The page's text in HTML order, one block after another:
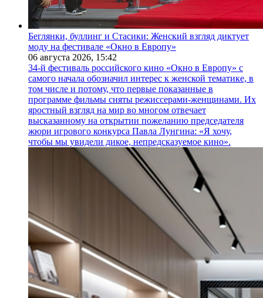
Беглянки, буллинг и Стасики: Женский взгляд диктует
моду на фестивале «Окно в Европу»
06 августа 2026, 15:42
34-й фестиваль российского кино «Окно в Европу» с
самого начала обозначил интерес к женской тематике, в
том числе и потому, что первые показанные в
программе фильмы сняты режиссерами-женщинами. Их
яростный взгляд на мир во многом отвечает
высказанному на открытии пожеланию председателя
жюри игрового конкурса Павла Лунгина: «Я хочу,
чтобы мы увидели дикое, непредсказуемое кино».